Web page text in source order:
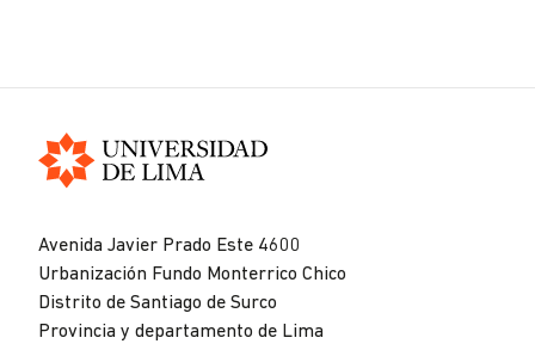
Avenida Javier Prado Este 4600
Urbanización Fundo Monterrico Chico
Distrito de Santiago de Surco
Provincia y departamento de Lima